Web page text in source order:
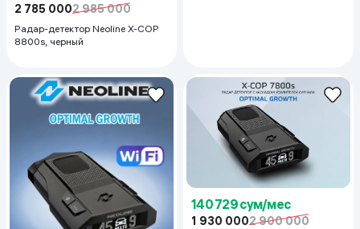
2 785 0002 985 000
Радар-детектор Neoline X-COP
8800s, черный
140 729 сум/мес
1 930 0002 900 000